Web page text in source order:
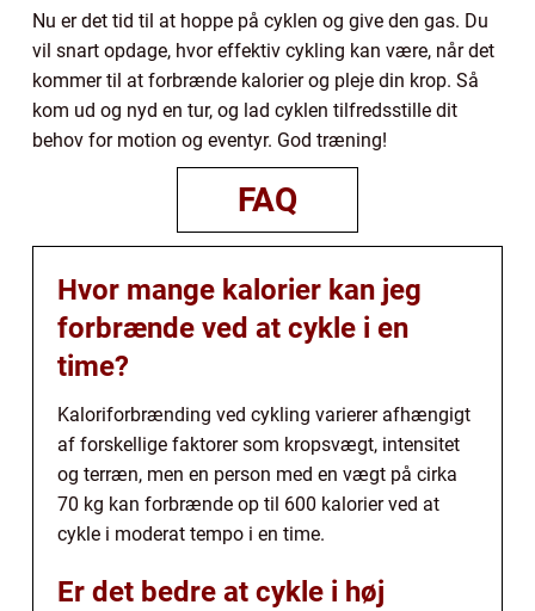
Nu er det tid til at hoppe på cyklen og give den gas. Du
vil snart opdage, hvor effektiv cykling kan være, når det
kommer til at forbrænde kalorier og pleje din krop. Så
kom ud og nyd en tur, og lad cyklen tilfredsstille dit
behov for motion og eventyr. God træning!
FAQ
Hvor mange kalorier kan jeg
forbrænde ved at cykle i en
time?
Kaloriforbrænding ved cykling varierer afhængigt
af forskellige faktorer som kropsvægt, intensitet
og terræn, men en person med en vægt på cirka
70 kg kan forbrænde op til 600 kalorier ved at
cykle i moderat tempo i en time.
Er det bedre at cykle i høj